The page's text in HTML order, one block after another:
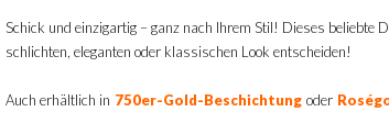
Schick und einzigartig – ganz nach Ihrem Stil! Dieses beliebte
schlichten, eleganten oder klassischen Look entscheiden!
Auch erhältlich in 750er-Gold-Beschichtung oder